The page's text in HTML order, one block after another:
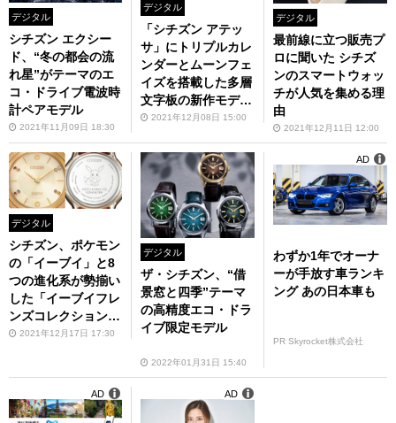
デジタル
シチズン エクシー
ド、“冬の都会の流
れ星”がテーマのエ
コ・ドライブ電波時
計ペアモデル
2021年11月09日 18:30
デジタル
「シチズン アテッ
サ」にトリプルカレ
ンダーとムーンフェ
イズを搭載した多層
文字板の新作モデル
が登場
2021年12月08日 15:00
デジタル
最前線に立つ販売プ
ロに聞いた シチズ
ンのスマートウォッ
チが人気を集める理
由
2021年12月11日 12:00
デジタル
シチズン、ポケモン
の「イーブイ」と8
つの進化系が勢揃い
した「イーブイフレ
ンズコレクション」
9モデル
2021年12月17日 17:30
デジタル
ザ・シチズン、“借
景窓と四季”テーマ
の高精度エコ・ドラ
イブ限定モデル
2022年01月31日 15:40
わずか1年でオーナ
ーが手放す車ランキ
ング あの日本車も
PR Skyrocket株式会社
AD
AD AD